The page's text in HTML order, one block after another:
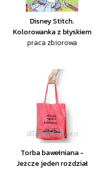
Disney Stitch.
Kolorowanka z błyskiem
praca zbiorowa
Torba bawełniana -
Jeżcze jeden rozdział